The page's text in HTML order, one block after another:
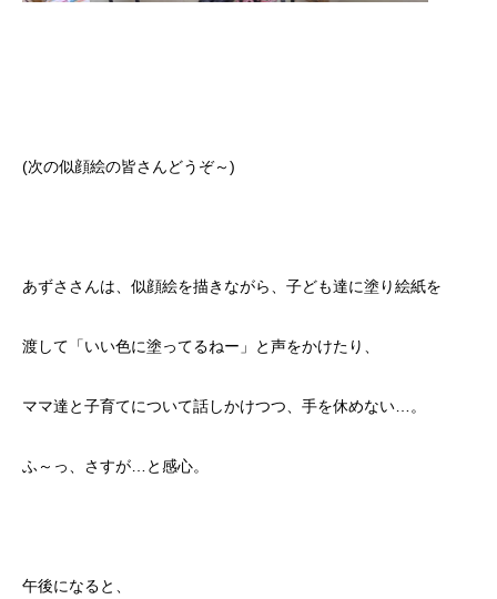
(次の似顔絵の皆さんどうぞ～)
あずささんは、似顔絵を描きながら、子ども達に塗り絵紙を
渡して「いい色に塗ってるねー」と声をかけたり、
ママ達と子育てについて話しかけつつ、手を休めない…。
ふ～っ、さすが…と感心。
午後になると、